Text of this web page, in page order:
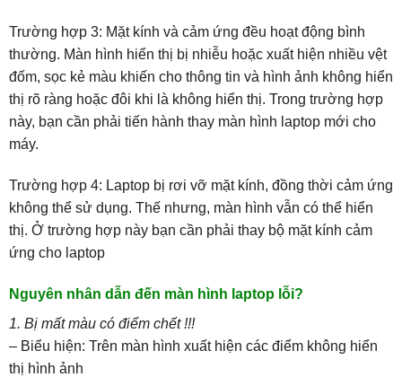
Trường hợp 3: Mặt kính và cảm ứng đều hoạt động bình
thường. Màn hình hiển thị bị nhiễu hoặc xuất hiện nhiều vệt
đốm, sọc kẻ màu khiến cho thông tin và hình ảnh không hiển
thị rõ ràng hoặc đôi khi là không hiển thị. Trong trường hợp
này, bạn cần phải tiến hành thay màn hình laptop mới cho
máy.
Trường hợp 4: Laptop bị rơi vỡ mặt kính, đồng thời cảm ứng
không thể sử dụng. Thế nhưng, màn hình vẫn có thể hiển
thị. Ở trường hợp này bạn cần phải thay bộ mặt kính cảm
ứng cho laptop
Nguyên nhân dẫn đến màn hình laptop lỗi?
1. Bị mất màu có điểm chết !!!
– Biểu hiện: Trên màn hình xuất hiện các điểm không hiển
thị hình ảnh